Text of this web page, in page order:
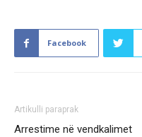
Facebook
Artikulli paraprak
Arrestime në vendkalimet